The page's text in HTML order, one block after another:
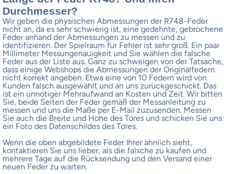
Durchmesser?
Wir geben die physischen Abmessungen der R748-Feder
nicht an, da es sehr schwierig ist, eine gedehnte, gebrochene
Feder anhand der Abmessungen zu messen und zu
identifizieren. Der Spielraum für Fehler ist sehr groß. Ein paar
Millimeter Messungenauigkeit und Sie wählen die falsche
Feder aus der Liste aus. Ganz zu schweigen von der Tatsache,
dass einige Webshops die Abmessungen der Originalfedern
nicht korrekt angeben. Etwa eine von 10 Federn wird von
Kunden falsch ausgewählt und an uns zurückgeschickt. Das
ist ein unnötiger Mehraufwand an Kosten und Zeit. Wir bitten
Sie, beide Seiten der Feder gemäß der Messanleitung zu
messen und uns die Maße per E-Mail zuzusenden. Messen
Sie auch die Breite und Höhe des Tores und schicken Sie uns
ein Foto des Datenschildes des Tores.
Wenn die oben abgebildete Feder Ihrer ähnlich sieht,
kontaktieren Sie uns lieber, als die falsche zu kaufen und
mehrere Tage auf die Rücksendung und den Versand einer
neuen Feder zu warten.